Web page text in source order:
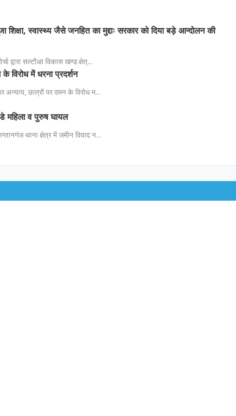
शिक्षा, स्वास्थ्य जैसे जनहित का मुद्दाः सरकार को दिया बड़े आन्दोलन की
द्वारा सल्टौआ विकास खण्ड क्षेत्…
विरोध में धरना प्रदर्शन
अन्याय, छात्रों पर दमन के विरोध म…
महिला व पुरुष घायल
थाना क्षेत्र में जमीन विवाद न…